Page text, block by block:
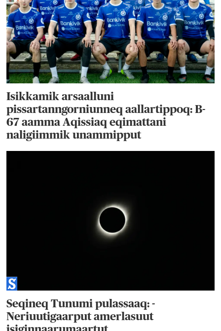
Isikkamik arsaalluni
pissartanngorniunneq aallartippoq: B-
67 aamma Aqissiaq eqimattani
naligiimmik unammipput
Seqineq Tunumi pulassaaq: -
Neriuutigaarput amerlasuut